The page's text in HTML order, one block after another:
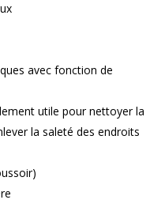
avec fonction de
utile pour nettoyer la
la saleté des endroits